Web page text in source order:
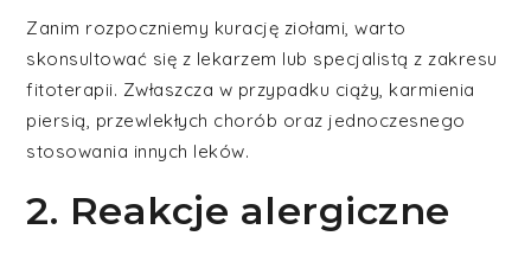
Zanim rozpoczniemy kurację ziołami, warto
skonsultować się z lekarzem lub specjalistą z zakresu
fitoterapii. Zwłaszcza w przypadku ciąży, karmienia
piersią, przewlekłych chorób oraz jednoczesnego
stosowania innych leków.
2. Reakcje alergiczne